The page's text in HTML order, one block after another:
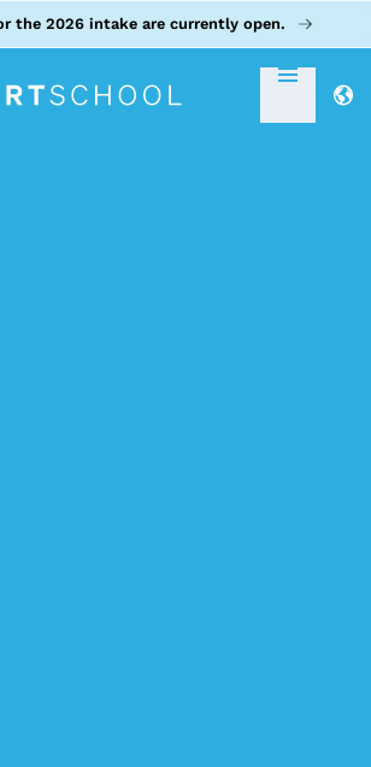
the 2026 intake are currently open.